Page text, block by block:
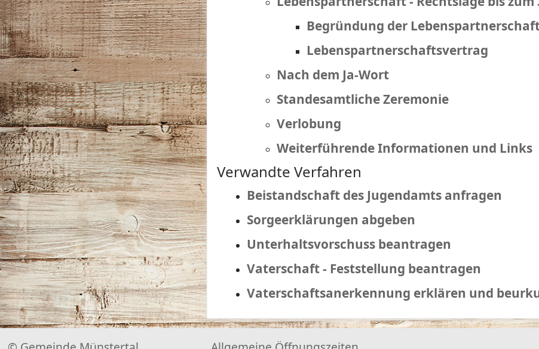
Begründung der
Lebenspartnerschaftsvertrag
Nach dem Ja-Wort
Standesamtliche Zeremonie
Verlobung
Weiterführende Informationen und Links
Verwandte Verfahren
Beistandschaft des Jugendamts anfragen
Sorgeerklärungen abgeben
Unterhaltsvorschuss beantragen
Vaterschaft - Feststellung beantragen
Vaterschaftsanerkennung erklären und